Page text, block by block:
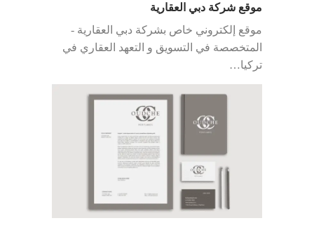
موقع شركة دبي العقارية
موقع إلكتروني خاص بشركة دبي العقارية -
المتخصصة في التسويق و التعهد العقاري في
تركيا…